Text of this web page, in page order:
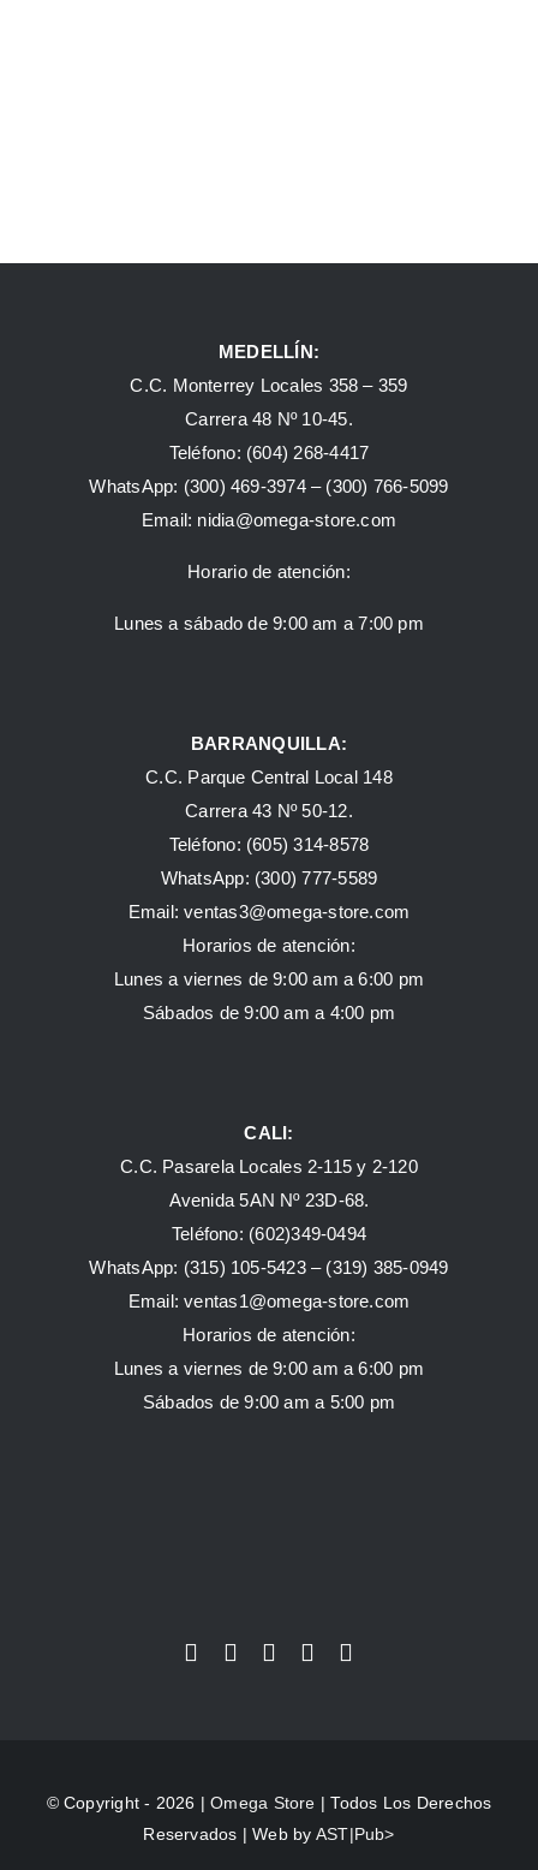
MEDELLÍN:
C.C. Monterrey Locales 358 – 359
Carrera 48 Nº 10-45.
Teléfono: (604) 268-4417
WhatsApp: (300) 469-3974 – (300) 766-5099
Email: nidia@omega-store.com
Horario de atención:
Lunes a sábado de 9:00 am a 7:00 pm
BARRANQUILLA:
C.C. Parque Central Local 148
Carrera 43 Nº 50-12.
Teléfono: (605) 314-8578
WhatsApp: (300) 777-5589
Email: ventas3@omega-store.com
Horarios de atención:
Lunes a viernes de 9:00 am a 6:00 pm
Sábados de 9:00 am a 4:00 pm
CALI:
C.C. Pasarela Locales 2-115 y 2-120
Avenida 5AN Nº 23D-68.
Teléfono: (602)349-0494
WhatsApp: (315) 105-5423 – (319) 385-0949
Email:ventas1@omega-store.com
Horarios de atención:
Lunes a viernes de 9:00 am a 6:00 pm
Sábados de 9:00 am a 5:00 pm
© Copyright - 2026 |Omega Store | Todos Los Derechos
Reservados | Web by AST|Pub>